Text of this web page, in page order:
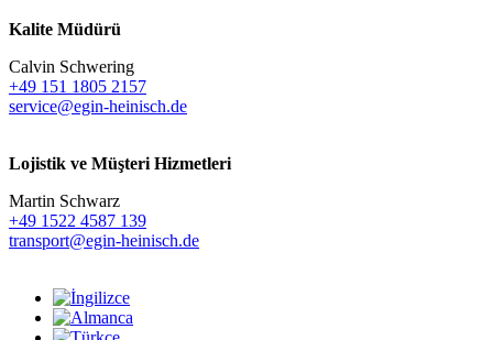
Kalite Müdürü
Calvin Schwering
+49 151 1805 2157
service@egin-heinisch.de
Lojistik ve Müşteri Hizmetleri
Martin Schwarz
+49 1522 4587 139
transport@egin-heinisch.de